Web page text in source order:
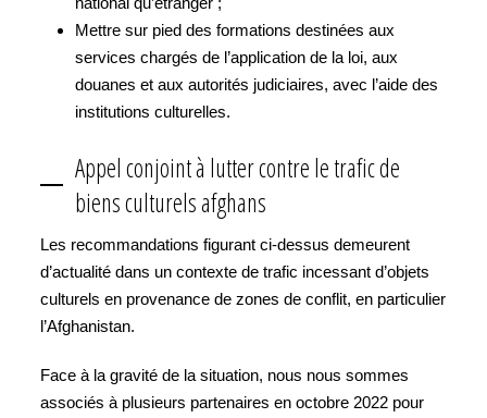
Mettre sur pied des formations destinées aux
services chargés de l’application de la loi, aux
douanes et aux autorités judiciaires, avec l’aide des
institutions culturelles.
Appel conjoint à lutter contre le trafic de
biens culturels afghans
Les recommandations figurant ci-dessus demeurent
d’actualité dans un contexte de trafic incessant d’objets
culturels en provenance de zones de conflit, en particulier
l’Afghanistan.
Face à la gravité de la situation, nous nous sommes
associés à plusieurs partenaires en octobre 2022 pour